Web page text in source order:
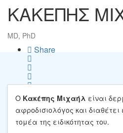
ΚΑΚΕΠΗΣ
MD, PhD
Share
Save
Ο Κακέπης Μιχαήλ είναι
αφροδισιολόγος και
τομέα της ειδικότητας του.